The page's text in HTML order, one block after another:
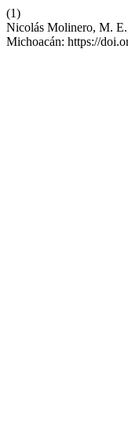
(1)
Nicolás Molinero, M.
Michoacán: https://